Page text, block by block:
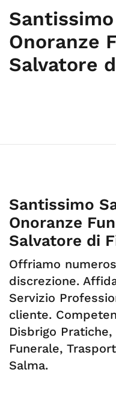
Onoranze
Salvatore
Santissimo
Onoranze
Salvatore di
Offriamo
discrezione.
Servizio
cliente.
Disbrigo Pratiche,
Funerale,
Salma.